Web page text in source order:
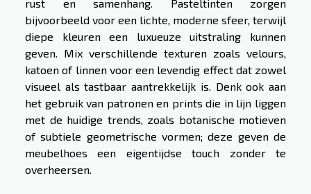
rust en samenhang. Pasteltinten zorgen
bijvoorbeeld voor een lichte, moderne sfeer, terwijl
diepe kleuren een luxueuze uitstraling kunnen
geven. Mix verschillende texturen zoals velours,
katoen of linnen voor een levendig effect dat zowel
visueel als tastbaar aantrekkelijk is. Denk ook aan
het gebruik van patronen en prints die in lijn liggen
met de huidige trends, zoals botanische motieven
of subtiele geometrische vormen; deze geven de
meubelhoes een eigentijdse touch zonder te
overheersen.